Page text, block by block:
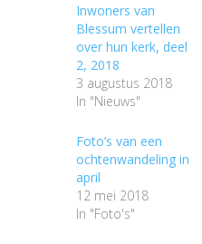
Inwoners van
Blessum vertellen
over hun kerk, deel
2, 2018
3 augustus 2018
In "Nieuws"
Foto’s van een
ochtenwandeling in
april
12 mei 2018
In "Foto's"